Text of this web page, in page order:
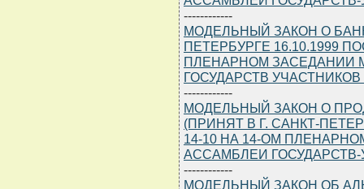
------------
МОДЕЛЬНЫЙ ЗАКОН О
ПЕТЕРБУРГЕ 16.10.1999
ПЛЕНАРНОМ ЗАСЕДАНИИ
ГОСУДАРСТВ УЧАСТНИКОВ
------------
МОДЕЛЬНЫЙ ЗАКОН О
(ПРИНЯТ В Г. САНКТ-
14-10 НА 14-ОМ
АССАМБЛЕИ
------------
МОДЕЛЬНЫЙ ЗАКОН ОБ